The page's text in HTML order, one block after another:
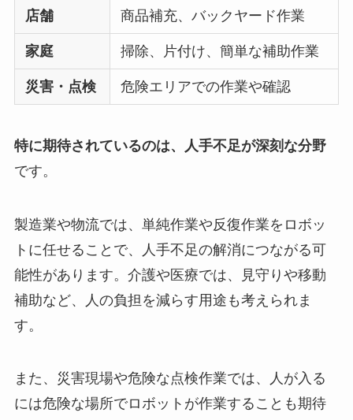
店舗 商品補充、バックヤード作業
家庭 掃除、片付け、簡単な補助作業
災害・点検 危険エリアでの作業や確認
特に期待されているのは、人手不足が深刻な分野
です。
製造業や物流では、単純作業や反復作業をロボッ
トに任せることで、人手不足の解消につながる可
能性があります。介護や医療では、見守りや移動
補助など、人の負担を減らす用途も考えられま
す。
また、災害現場や危険な点検作業では、人が入る
には危険な場所でロボットが作業することも期待